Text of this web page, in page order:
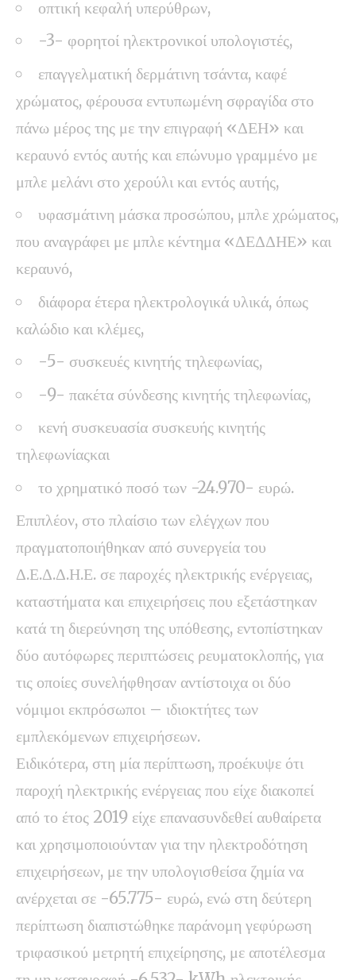
οπτική κεφαλή υπερύθρων,
-3- φορητοί ηλεκτρονικοί υπολογιστές,
επαγγελματική δερμάτινη τσάντα, καφέ
χρώματος, φέρουσα εντυπωμένη σφραγίδα στο
πάνω μέρος της με την επιγραφή «ΔΕΗ» και
κεραυνό εντός αυτής και επώνυμο γραμμένο με
μπλε μελάνι στο χερούλι και εντός αυτής,
υφασμάτινη μάσκα προσώπου, μπλε χρώματος,
που αναγράφει με μπλε κέντημα «ΔΕΔΔΗΕ» και
κεραυνό,
διάφορα έτερα ηλεκτρολογικά υλικά, όπως
καλώδιο και κλέμες,
-5- συσκευές κινητής τηλεφωνίας,
-9- πακέτα σύνδεσης κινητής τηλεφωνίας,
κενή συσκευασία συσκευής κινητής
τηλεφωνίαςκαι
το χρηματικό ποσό των -24.970- ευρώ.
Επιπλέον, στο πλαίσιο των ελέγχων που
πραγματοποιήθηκαν από συνεργεία του
Δ.Ε.Δ.Δ.Η.Ε. σε παροχές ηλεκτρικής ενέργειας,
καταστήματα και επιχειρήσεις που εξετάστηκαν
κατά τη διερεύνηση της υπόθεσης, εντοπίστηκαν
δύο αυτόφωρες περιπτώσεις ρευματοκλοπής, για
τις οποίες συνελήφθησαν αντίστοιχα οι δύο
νόμιμοι εκπρόσωποι – ιδιοκτήτες των
εμπλεκόμενων επιχειρήσεων.
Ειδικότερα, στη μία περίπτωση, προέκυψε ότι
παροχή ηλεκτρικής ενέργειας που είχε διακοπεί
από το έτος 2019 είχε επανασυνδεθεί αυθαίρετα
και χρησιμοποιούνταν για την ηλεκτροδότηση
επιχειρήσεων, με την υπολογισθείσα ζημία να
ανέρχεται σε -65.775- ευρώ, ενώ στη δεύτερη
περίπτωση διαπιστώθηκε παράνομη γεφύρωση
τριφασικού μετρητή επιχείρησης, με αποτέλεσμα